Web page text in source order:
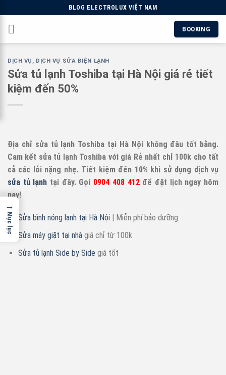
to
content
BLOG ELECTROLUX VIỆT NAM
BOOKING
DỊCH VỤ , DỊCH VỤ SỬA ĐIỆN LẠNH
Sửa tủ lạnh Toshiba tại Hà Nội giá rẻ tiết
kiệm đến 50%
Địa chỉ sửa tủ lạnh Toshiba tại Hà Nội không đâu tốt bằng.
Cam kết sửa tủ lạnh Toshiba với giá Rẻ nhất chỉ 100k cho tất
cả các lỗi nặng nhẹ. Tiết kiệm đến 10% khi sử dụng dịch vụ
sửa tủ lạnh tại đây. Gọi 0904 408 412để đặt lịch ngay hôm
nay!
Sửa bình nóng lạnh tại Hà Nội | Miễn phí bảo dưỡng
Sửa máy giặt tại nhàgiá chỉ từ 100k
Sửa tủ lạnh Side by Side giá tốt
→
Mục lục